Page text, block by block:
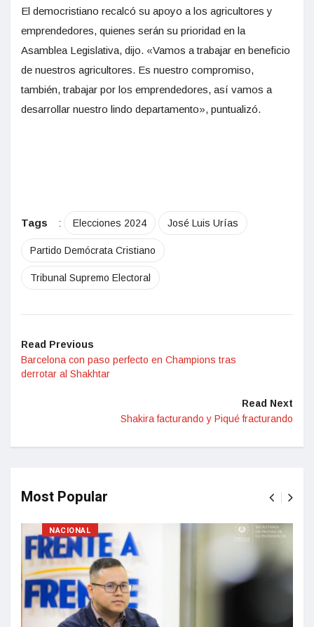
El democristiano recalcó su apoyo a los agricultores y
emprendedores, quienes serán su prioridad en la
Asamblea Legislativa, dijo. «Vamos a trabajar en beneficio
de nuestros agricultores. Es nuestro compromiso,
también, trabajar por los emprendedores, así vamos a
desarrollar nuestro lindo departamento», puntualizó.
Tags : Elecciones 2024 José Luis Urías
Partido Demócrata Cristiano
Tribunal Supremo Electoral
Read Previous
Barcelona con paso perfecto en Champions tras
derrotar al Shakhtar
Read Next
Shakira facturando y Piqué fracturando
Most Popular
NACIONAL